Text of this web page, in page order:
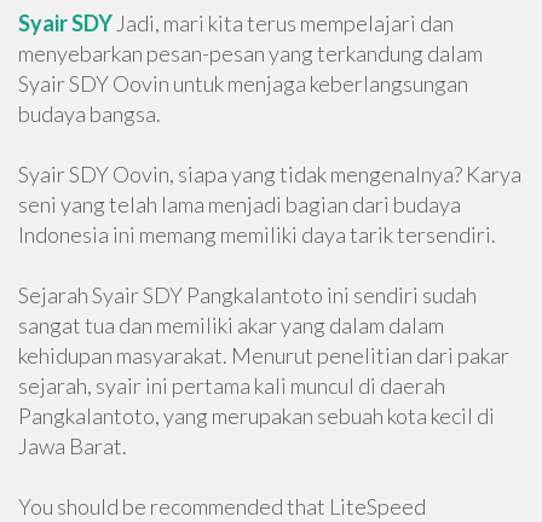
Syair SDY Jadi, mari kita terus mempelajari dan
menyebarkan pesan-pesan yang terkandung dalam
Syair SDY Oovin untuk menjaga keberlangsungan
budaya bangsa.
Syair SDY Oovin, siapa yang tidak mengenalnya? Karya
seni yang telah lama menjadi bagian dari budaya
Indonesia ini memang memiliki daya tarik tersendiri.
Sejarah Syair SDY Pangkalantoto ini sendiri sudah
sangat tua dan memiliki akar yang dalam dalam
kehidupan masyarakat. Menurut penelitian dari pakar
sejarah, syair ini pertama kali muncul di daerah
Pangkalantoto, yang merupakan sebuah kota kecil di
Jawa Barat.
You should be recommended that LiteSpeed